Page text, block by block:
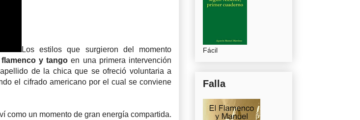
Los estilos que surgieron del momento
flamenco y tango en una primera intervención
de la chica que se ofreció voluntaria a
el cifrado americano por el cual se conviene
como un momento de gran energía compartida.
Fácil
Falla